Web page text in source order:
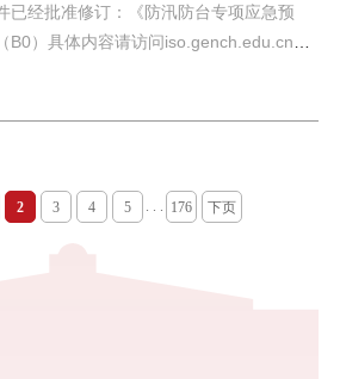
已经批准修订：《防汛防台专项应急预
B0）具体内容请访问iso.gench.edu.cn查
30日起生效，请你们按照执行。特此通
2 3 4 5 . . . 176 下页